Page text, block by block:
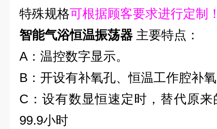
特殊规格可根据顾客要求进行定制
智能气浴恒温振荡器 主要特点：
A：温控数字显示。
B ：开设有补氧孔、恒温工作腔补
C ：设有数显恒速定时，替代原
99.9小时